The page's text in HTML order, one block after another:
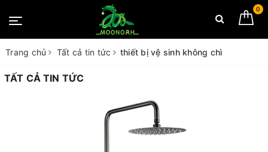
0
Trang chủ Tất cả tin tức thiết bị vệ sinh không chì
TẤT CẢ TIN TỨC